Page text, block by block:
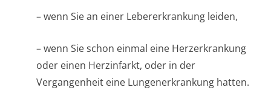
– wenn Sie an einer Lebererkrankung leiden,
– wenn Sie schon einmal eine Herzerkrankung
oder einen Herzinfarkt, oder in der
Vergangenheit eine Lungenerkrankung hatten.